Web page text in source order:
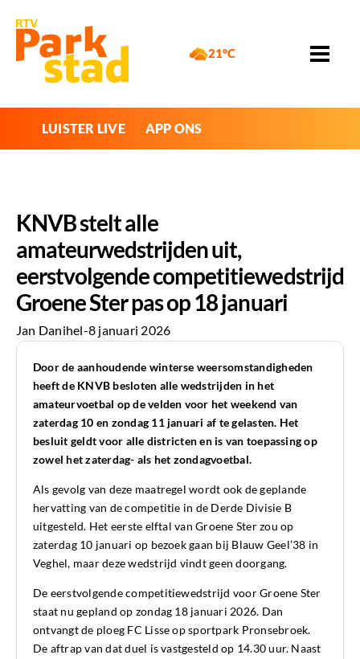
21°C
LUISTER LIVE APP ONS
KNVB stelt alle
amateurwedstrijden uit,
eerstvolgende competitiewedstrijd
Groene Ster pas op 18 januari
Jan Danihel-8 januari 2026
Door de aanhoudende winterse weersomstandigheden
heeft de KNVB besloten alle wedstrijden in het
amateurvoetbal op de velden voor het weekend van
zaterdag 10 en zondag 11 januari af te gelasten. Het
besluit geldt voor alle districten en is van toepassing op
zowel het zaterdag- als het zondagvoetbal.
Als gevolg van deze maatregel wordt ook de geplande
hervatting van de competitie in de Derde Divisie B
uitgesteld. Het eerste elftal van Groene Ster zou op
zaterdag 10 januari op bezoek gaan bij Blauw Geel’38 in
Veghel, maar deze wedstrijd vindt geen doorgang.
De eerstvolgende competitiewedstrijd voor Groene Ster
staat nu gepland op zondag 18 januari 2026. Dan
ontvangt de ploeg FC Lisse op sportpark Pronsebroek.
De aftrap van dat duel is vastgesteld op 14.30 uur. Naast